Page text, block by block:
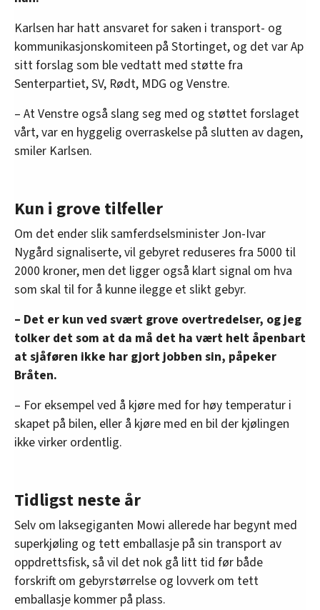
Karlsen har hatt ansvaret for saken i transport- og
kommunikasjonskomiteen på Stortinget, og det var Ap
sitt forslag som ble vedtatt med støtte fra
Senterpartiet, SV, Rødt, MDG og Venstre.
– At Venstre også slang seg med og støttet forslaget
vårt, var en hyggelig overraskelse på slutten av dagen,
smiler Karlsen.
Kun i grove tilfeller
Om det ender slik samferdselsminister Jon-Ivar
Nygård signaliserte, vil gebyret reduseres fra 5000 til
2000 kroner, men det ligger også klart signal om hva
som skal til for å kunne ilegge et slikt gebyr.
– Det er kun ved svært grove overtredelser, og jeg
tolker det som at da må det ha vært helt åpenbart
at sjåføren ikke har gjort jobben sin, påpeker
Bråten.
– For eksempel ved å kjøre med for høy temperatur i
skapet på bilen, eller å kjøre med en bil der kjølingen
ikke virker ordentlig.
Tidligst neste år
Selv om laksegiganten Mowi allerede har begynt med
superkjøling og tett emballasje på sin transport av
oppdrettsfisk, så vil det nok gå litt tid før både
forskrift om gebyrstørrelse og lovverk om tett
emballasje kommer på plass.